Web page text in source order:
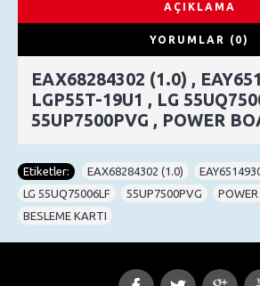
AÇIKLAMA
YORUMLAR (0)
EAX68284302 (1.0) ,
LGP55T-19U1 , LG
55UP7500PVG , POWER
Etiketler: EAX68284302 (1.0)
LG 55UQ75006LF
55UP7500PVG
BESLEME KARTI